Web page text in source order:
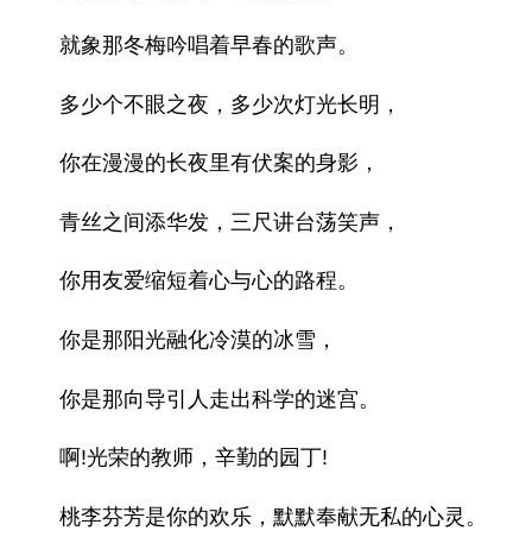
就象那冬梅吟唱着早春的歌声。
多少个不眼之夜，多少次灯光长明，
你在漫漫的长夜里有伏案的身影，
青丝之间添华发，三尺讲台荡笑声，
你用友爱缩短着心与心的路程。
你是那阳光融化冷漠的冰雪，
你是那向导引人走出科学的迷宫。
啊!光荣的教师，辛勤的园丁!
桃李芬芳是你的欢乐，默默奉献无私的心灵。